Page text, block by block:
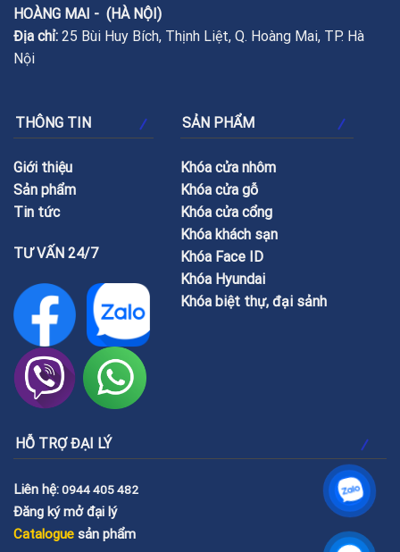
HOÀNG MAI - (HÀ NỘI)
Địa chỉ: 25 Bùi Huy Bích, Thịnh Liệt, Q. Hoàng Mai, TP. Hà
Nội
THÔNG TIN
Giới thiệu
Sản phẩm
Tin tức
TƯ VẤN 24/7
SẢN PHẨM
Khóa cửa nhôm
Khóa cửa gỗ
Khóa cửa cổng
Khóa khách sạn
Khóa Face ID
Khóa Hyundai
Khóa biệt thự, đại sảnh
HỖ TRỢ ĐẠI LÝ
Liên hệ:0944 405 482
Đăng ký mở đại lý
Catalogue sản phẩm